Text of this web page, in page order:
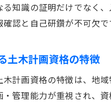
る知識の証明だけでなく
認と自己研鑽が不可欠で
土木計画資格の特徴
計画資格の特徴は、地
管理能力が重視され、